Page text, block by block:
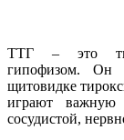
ТТГ – это
гипофизом. Он
щитовидке
играют
сосудистой,